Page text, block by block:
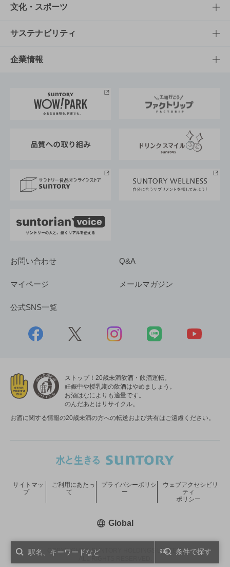
条件で探す
商品一覧
商品発売情報
栄養成分一覧
知る・楽しむTOP
キャンペーン
工場見学
地域情報
文化・スポーツ
文化・スポーツTOP
サントリーホール
サントリーサンバーズ大阪
サステナビリティ
サステナビリティTOP
サントリーが考えるサステナビリティ経営
企業情報
企業概要
採用情報
お問い合わせ Q&A
マイページ メールマガジン
公式SNS一覧
ストップ！20歳未満飲酒・飲酒運転。
妊娠中や授乳期の飲酒はやめましょう。
お酒はなによりも適量です。
のんだあとはリサイクル。
お酒に関する情報の20歳未満の方への転送および共有はご遠慮ください。
COPYRIGHT © SUNTORY HOLDINGS LIMITED.
ALL RIGHTS RESERVED.
サイトマッ
プ
ご利用にあたっ
て
プライバシーポリシ
ー
ウェブアクセシビリ
ティ
ポリシー
Global新しいウィンドウで開く